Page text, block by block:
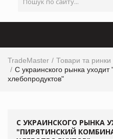
TradeMaster Товари та ринки
С украинского рынка
хлебопродуктов"
С УКРАИНСКОГО РЫНКА
"ПИРЯТИНСКИЙ